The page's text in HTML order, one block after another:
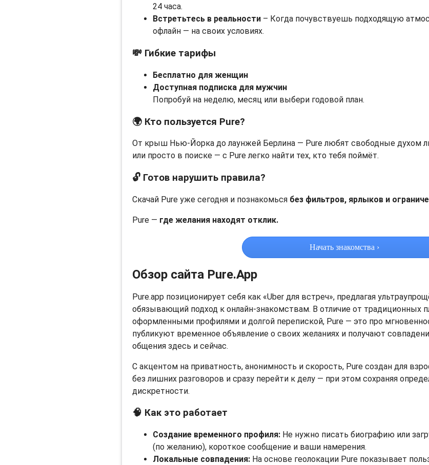
24 часа.
Встретьтесь в реальности – Когда почувствуешь подходящую
офлайн — на своих условиях.
💸 Гибкие тарифы
Бесплатно для женщин
Доступная подписка для мужчин
Попробуй на неделю, месяц или выбери годовой план.
🌍 Кто пользуется Pure?
От крыш Нью-Йорка до лаунжей Берлина — Pure любят свободные духом
или просто в поиске — с Pure легко найти тех, кто тебя поймёт.
🔓 Готов нарушить правила?
Скачай Pure уже сегодня и познакомься без фильтров, ярлыков и
Pure — где желания находят отклик.
Начать знакомства ›
Обзор сайта Pure.App
Pure.app позиционирует себя как «Uber для встреч», предлагая
обязывающий подход к онлайн-знакомствам. В отличие от традиционных
оформленными профилями и долгой перепиской, Pure — это про
публикуют временное объявление о своих желаниях и получают
общения здесь и сейчас.
С акцентом на приватность, анонимность и скорость, Pure создан для
без лишних разговоров и сразу перейти к делу — при этом сохраняя
дискретности.
🧠 Как это работает
Создание временного профиля: Не нужно писать биографию или
(по желанию), короткое сообщение и ваши намерения.
Локальные совпадения: На основе геолокации Pure показывает